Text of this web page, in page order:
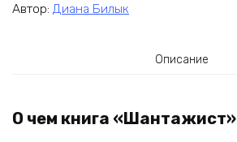
Автор: Диана Билык
Описание
О чем книга «Шантажист»